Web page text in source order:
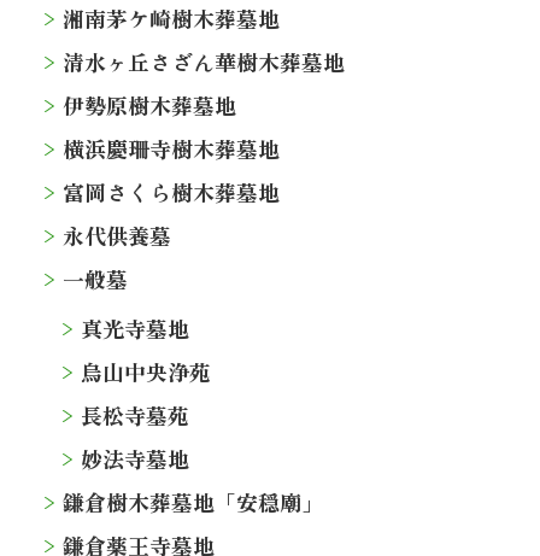
湘南茅ケ崎樹木葬墓地
清水ヶ丘さざん華樹木葬墓地
伊勢原樹木葬墓地
横浜慶珊寺樹木葬墓地
富岡さくら樹木葬墓地
永代供養墓
一般墓
真光寺墓地
烏山中央浄苑
長松寺墓苑
妙法寺墓地
鎌倉樹木葬墓地「安穏廟」
鎌倉薬王寺墓地